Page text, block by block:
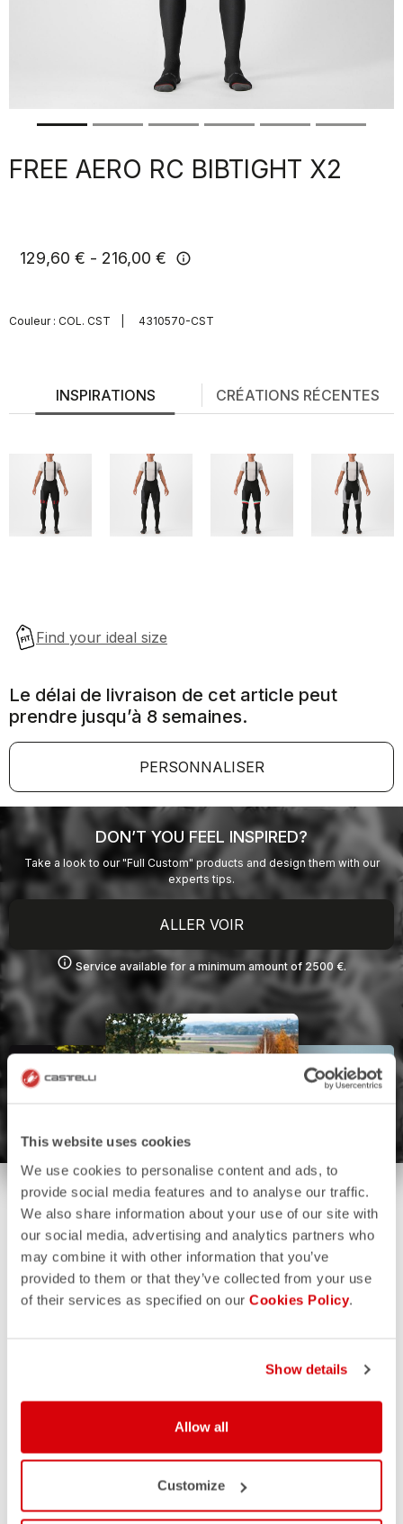
This website uses cookies
We use cookies to personalise content and ads, to
provide social media features and to analyse our traffic.
We also share information about your use of our site with
our social media, advertising and analytics partners who
may combine it with other information that you’ve
provided to them or that they’ve collected from your use
of their services as specified on our Cookies Policy.
Show details
Allow all
Customize
FREE AERO RC BIBTIGHT X2
129,60 € 216,00 € info
Couleur : COL. CST 4310570-CST
INSPIRATIONS CRÉATIONS RÉCENTES
Le délai de livraison de cet article peut
prendre jusqu’à 8 semaines.
PERSONNALISER
DON’T YOU FEEL INSPIRED?
Take a look to our "Full Custom" products and design them with our
experts tips.
ALLER VOIR
info Service available for a minimum amount of 2500 €.